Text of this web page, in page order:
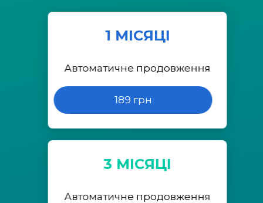
1 МІСЯЦІ
Автоматичне продовження
189 грн
3 МІСЯЦІ
Автоматичне продовження